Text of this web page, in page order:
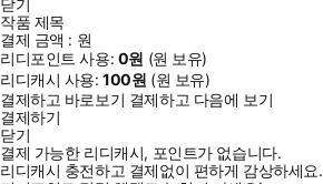
작품 제목
결제 금액 : 원
리디포인트 사용: 0원 (원 보유)
리디캐시 사용:100원 (원 보유)
결제하고 바로보기 결제하고 다음에 보기
결제하기
닫기
결제 가능한 리디캐시, 포인트가 없습니다.
리디캐시 충전하고 결제없이 편하게 감상하세요.